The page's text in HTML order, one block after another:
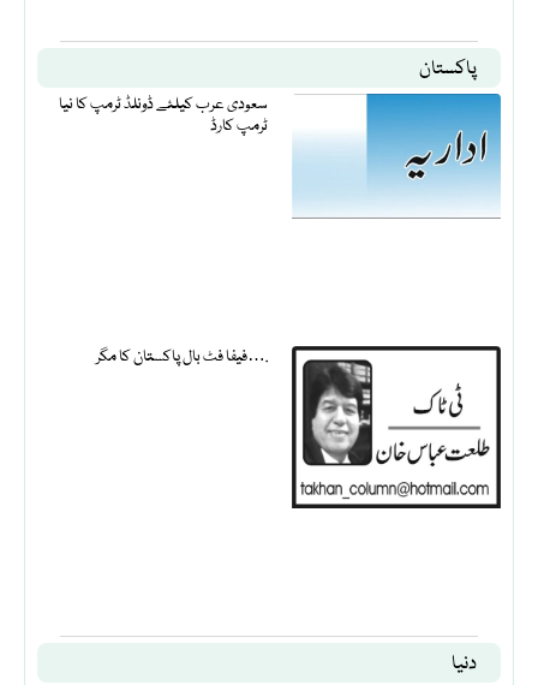
پاکستان
سعودی عرب کیلئے ڈونلڈ ٹرمپ کا نیا
ٹرمپ کارڈ
فیفا فٹ بال پاکستان کا مگر….
دنیا